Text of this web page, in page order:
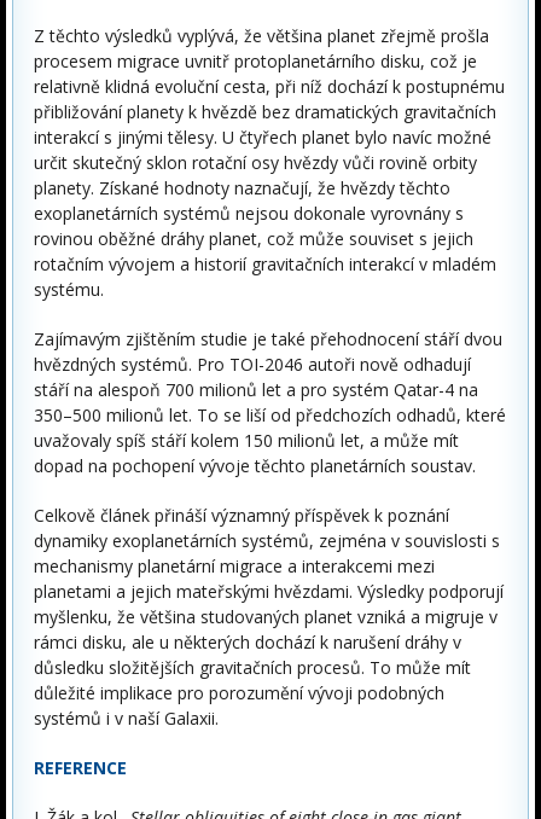
Z těchto výsledků vyplývá, že většina planet zřejmě prošla
procesem migrace uvnitř protoplanetárního disku, což je
relativně klidná evoluční cesta, při níž dochází k postupnému
přibližování planety k hvězdě bez dramatických gravitačních
interakcí s jinými tělesy. U čtyřech planet bylo navíc možné
určit skutečný sklon rotační osy hvězdy vůči rovině orbity
planety. Získané hodnoty naznačují, že hvězdy těchto
exoplanetárních systémů nejsou dokonale vyrovnány s
rovinou oběžné dráhy planet, což může souviset s jejich
rotačním vývojem a historií gravitačních interakcí v mladém
systému.
Zajímavým zjištěním studie je také přehodnocení stáří dvou
hvězdných systémů. Pro TOI-2046 autoři nově odhadují
stáří na alespoň 700 milionů let a pro systém Qatar-4 na
350–500 milionů let. To se liší od předchozích odhadů, které
uvažovaly spíš stáří kolem 150 milionů let, a může mít
dopad na pochopení vývoje těchto planetárních soustav.
Celkově článek přináší významný příspěvek k poznání
dynamiky exoplanetárních systémů, zejména v souvislosti s
mechanismy planetární migrace a interakcemi mezi
planetami a jejich mateřskými hvězdami. Výsledky podporují
myšlenku, že většina studovaných planet vzniká a migruje v
rámci disku, ale u některých dochází k narušení dráhy v
důsledku složitějších gravitačních procesů. To může mít
důležité implikace pro porozumění vývoji podobných
systémů i v naší Galaxii.
REFERENCE